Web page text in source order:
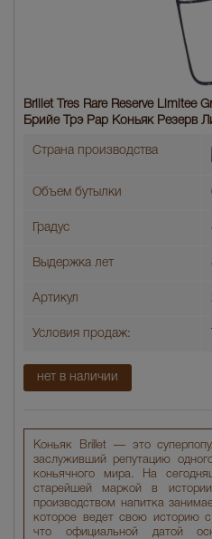
Коньяк Brillet — это
заслуживший репутацию
коньячного мира. На
старейшей маркой в
производством напитка
которое ведет свою историю
что официальной датой
Brillet Tres Rare Reserve Limitee
Брийе Трэ Рар Коньяк Резерв
Страна производства
Объем бутылки
Градус
Выдержка лет
Артикул
Условия продаж:
нет в наличии